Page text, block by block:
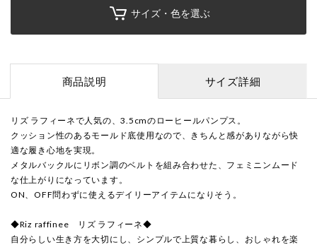
サイズ・色を選ぶ
商品説明 サイズ詳細
リズ ラフィーネで人気の、3.5cmのローヒールパンプス。
クッション性のあるモールド底使用なので、きちんと感がありながら快
適な履き心地を実現。
メタルバックルにリボン調のベルトを組み合わせた、フェミニンムード
な仕上がりになっています。
ON、OFF問わずに使えるデイリーアイテムになりそう。
◆Riz raffinee リズ ラフィーネ◆
自分らしい生き方を大切にし、シンプルで上質な暮らし、おしゃれを楽